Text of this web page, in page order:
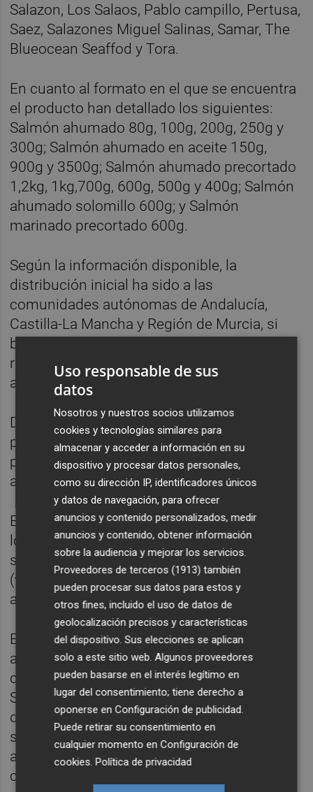
Salazon, Los Salaos, Pablo campillo, Pertusa,
Saez, Salazones Miguel Salinas, Samar, The
Blueocean Seaffod y Tora.
En cuanto al formato en el que se encuentra
el producto han detallado los siguientes:
Salmón ahumado 80g, 100g, 200g, 250g y
300g; Salmón ahumado en aceite 150g,
900g y 3500g; Salmón ahumado precortado
1,2kg, 1kg,700g, 600g, 500g y 400g; Salmón
ahumado solomillo 600g; y Salmón
marinado precortado 600g.
Según la información disponible, la
distribución inicial ha sido a las
comunidades autónomas de Andalucía,
Castilla-La Mancha y Región de Murcia, si
bien no es descartable que puedan existir
redistribuciones a otras comunidades
autónomas.
Desde la AESAN han recomendado a las
personas que tengan en su domicilio los
productos incluidos en estos lotes que se
abstengan de consumirlos.
En el caso de haber consumido alguno de
los lotes afectados y presentar
sintomatología compatible con la listeriosis
(vómitos, diarrea y fiebre), se recomienda
acudir a un centro de salud.
Esta información ha sido trasladada a las
autoridades competentes de las
comunidades autónomas a través del
Sistema Coordinado de Intercambio Rápido
de Información (SCIRI) con el objeto de que
se verifique la retirada de los productos
afectados de los canales de
comercialización.
Uso responsable de sus
datos
Nosotros y nuestros socios utilizamos
cookies y tecnologías similares para
almacenar y acceder a información en su
dispositivo y procesar datos personales,
como su dirección IP, identificadores únicos
y datos de navegación, para ofrecer
anuncios y contenido personalizados, medir
anuncios y contenido, obtener información
sobre la audiencia y mejorar los servicios.
Proveedores de terceros (1913) también
pueden procesar sus datos para estos y
otros fines, incluido el uso de datos de
geolocalización precisos y características
del dispositivo. Sus elecciones se aplican
solo a este sitio web. Algunos proveedores
pueden basarse en el interés legítimo en
lugar del consentimiento; tiene derecho a
oponerse enConfiguración de publicidad
Puede retirar su consentimiento en
cualquier momento enConfiguración de
cookies .Política de privacidad